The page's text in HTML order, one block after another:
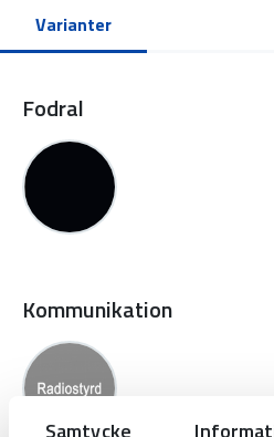
Samtycke
Varianter
Fodral
Kommunikation